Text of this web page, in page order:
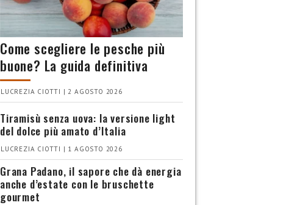
Come scegliere le pesche più
buone? La guida definitiva
LUCREZIA CIOTTI | 2 AGOSTO 2026
Tiramisù senza uova: la versione light
del dolce più amato d’Italia
LUCREZIA CIOTTI | 1 AGOSTO 2026
Grana Padano, il sapore che dà energia
anche d’estate con le bruschette
gourmet